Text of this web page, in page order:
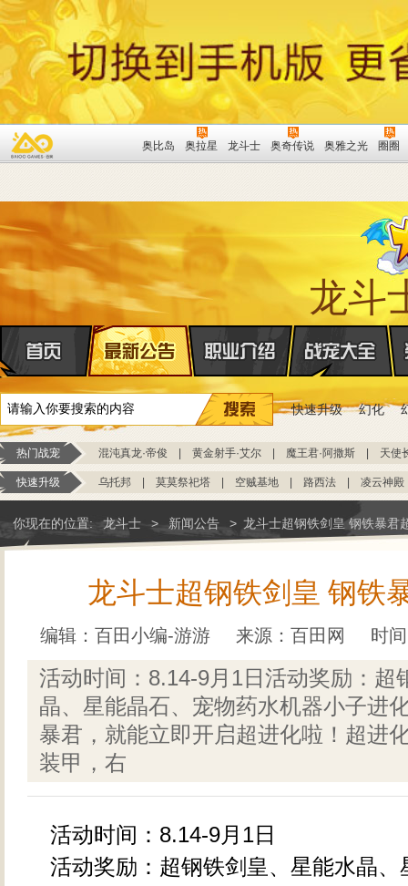
奥比岛 奥拉星 龙斗士 奥奇传说 奥雅之光 圈圈
龙斗
快速升级 幻化
热门战宠 混沌真龙·帝俊 黄金射手·艾尔 魔王君·阿撒斯 天使
快速升级 乌托邦 莫莫祭祀塔 空贼基地 路西法 凌云神殿
你现在的位置: 龙斗士 > 新闻公告 > 龙斗士超钢铁剑皇 钢铁暴君
龙斗士超钢铁剑皇 钢铁
编辑：百田小编-游游 来源： 百田网 时
活动时间：8.14-9月1日活动奖励：超
晶、星能晶石、宠物药水机器小子进
暴君，就能立即开启超进化啦！超进
装甲，右
活动时间：8.14-9月1日
活动奖励：超钢铁剑皇、星能水晶、